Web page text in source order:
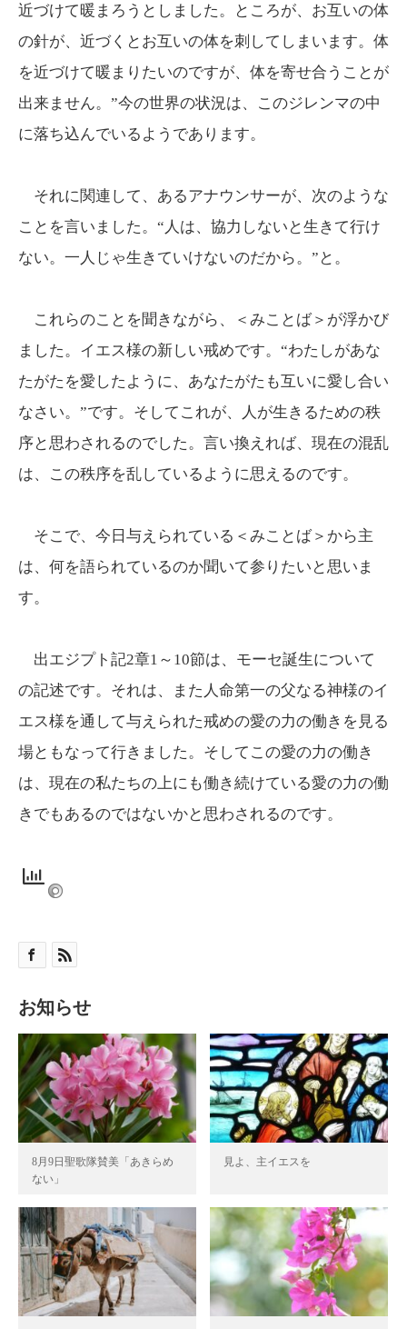
近づけて暖まろうとしました。ところが、お互いの体
の針が、近づくとお互いの体を刺してしまいます。体
を近づけて暖まりたいのですが、体を寄せ合うことが
出来ません。”今の世界の状況は、このジレンマの中
に落ち込んでいるようであります。
それに関連して、あるアナウンサーが、次のような
ことを言いました。“人は、協力しないと生きて行け
ない。一人じゃ生きていけないのだから。”と。
これらのことを聞きながら、＜みことば＞が浮かび
ました。イエス様の新しい戒めです。“わたしがあな
たがたを愛したように、あなたがたも互いに愛し合い
なさい。”です。そしてこれが、人が生きるための秩
序と思わされるのでした。言い換えれば、現在の混乱
は、この秩序を乱しているように思えるのです。
そこで、今日与えられている＜みことば＞から主
は、何を語られているのか聞いて参りたいと思いま
す。
出エジプト記2章1～10節は、モーセ誕生について
の記述です。それは、また人命第一の父なる神様のイ
エス様を通して与えられた戒めの愛の力の働きを見る
場ともなって行きました。そしてこの愛の力の働き
は、現在の私たちの上にも働き続けている愛の力の働
きでもあるのではないかと思わされるのです。
お知らせ
8月9日聖歌隊賛美「あきらめ
ない」
見よ、主イエスを